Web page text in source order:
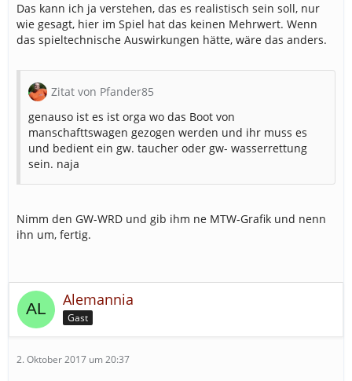
Das kann ich ja verstehen, das es realistisch sein soll, nur
wie gesagt, hier im Spiel hat das keinen Mehrwert. Wenn
das spieltechnische Auswirkungen hätte, wäre das anders.
Zitat von Pfander85
genauso ist es ist orga wo das Boot von
manschafttswagen gezogen werden und ihr muss es
und bedient ein gw. taucher oder gw- wasserrettung
sein. naja
Nimm den GW-WRD und gib ihm ne MTW-Grafik und nenn
ihn um, fertig.
Alemannia
Gast
2. Oktober 2017 um 20:37